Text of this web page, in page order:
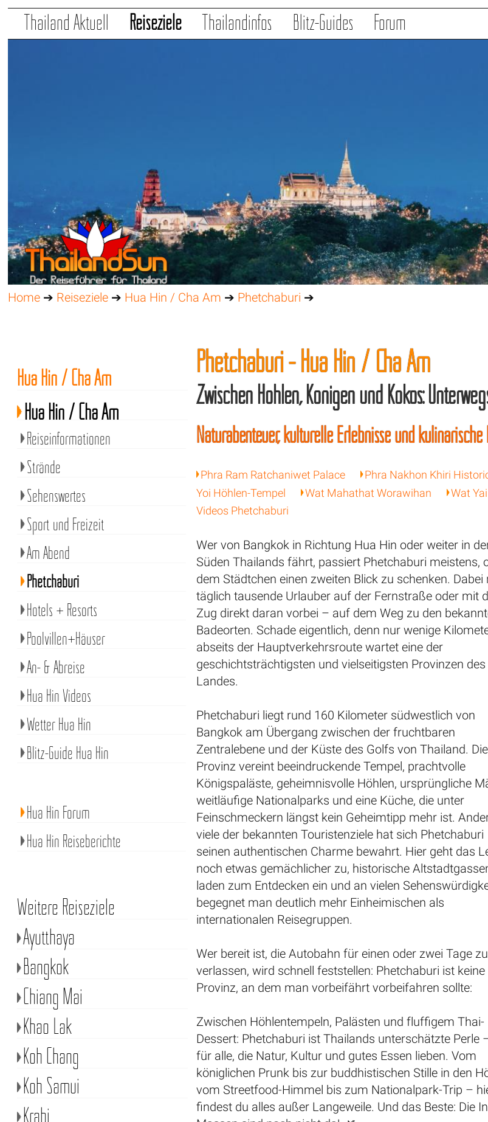
Thailand Aktuell Reiseziele Thailandinfos Blitz-Guides Forum
Home ➔ Reiseziele ➔ Hua Hin / Cha Am ➔ Phetchaburi ➔
Phetchaburi - Hua Hin / Cha Am
Zwischen Höhlen, Königen und Kokos:
Naturabenteuer, kulturelle Erlebnisse und
Phra Ram Ratchaniwet Palace Phra Nakhon Khiri
Yoi Höhlen-Tempel
Wat Mahathat Worawihan Wat
Videos Phetchaburi
Wer von Bangkok in Richtung Hua Hin oder weiter in
Süden Thailands fährt, passiert Phetchaburi meistens,
dem Städtchen einen zweiten Blick zu schenken. Dabei
täglich tausende Urlauber auf der Fernstraße oder mit
Zug direkt daran vorbei – auf dem Weg zu den
Badeorten. Schade eigentlich, denn nur wenige
abseits der Hauptverkehrsroute wartet eine der
geschichtsträchtigsten und vielseitigsten Provinzen des
Landes.
Phetchaburi liegt rund 160 Kilometer südwestlich von
Bangkok am Übergang zwischen der fruchtbaren
Zentralebene und der Küste des Golfs von Thailand. Die
Provinz vereint beeindruckende Tempel, prachtvolle
Königspaläste, geheimnisvolle Höhlen, ursprüngliche
weitläufige Nationalparks und eine Küche, die unter
Feinschmeckern längst kein Geheimtipp mehr ist.
viele der bekannten Touristenziele hat sich Phetchaburi
seinen authentischen Charme bewahrt. Hier geht das
noch etwas gemächlicher zu, historische
laden zum Entdecken ein und an vielen
begegnet man deutlich mehr Einheimischen als
internationalen Reisegruppen.
Wer bereit ist, die Autobahn für einen oder zwei Tage zu
verlassen, wird schnell feststellen: Phetchaburi ist keine
Provinz, an dem man vorbeifährt vorbeifahren sollte:
Zwischen Höhlentempeln, Palästen und fluffigem Thai-
Dessert: Phetchaburi ist Thailands unterschätzte Perle
für alle, die Natur, Kultur und gutes Essen lieben. Vom
königlichen Prunk bis zur buddhistischen Stille in den
vom Streetfood-Himmel bis zum Nationalpark-Trip –
findest du alles außer Langeweile. Und das Beste: Die
Hua Hin / Cha Am
Hua Hin / Cha Am
Reiseinformationen
Strände
Sehenswertes
Sport und Freizeit
Am Abend
Phetchaburi
Hotels + Resorts
Poolvillen+Häuser
An- & Abreise
Hua Hin Videos
Wetter Hua Hin
Blitz-Guide Hua Hin
Hua Hin Forum
Hua Hin Reiseberichte
Weitere Reiseziele
Ayutthaya
Bangkok
Chiang Mai
Khao Lak
Koh Chang
Koh Samui
Krabi